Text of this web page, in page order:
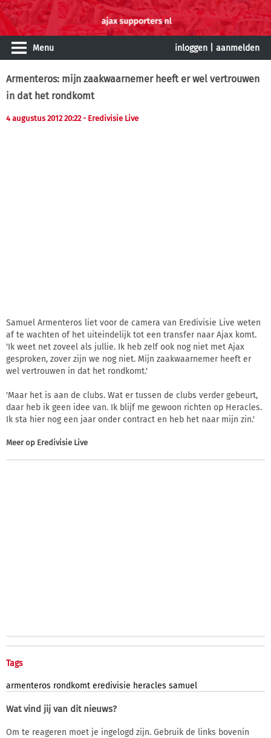
Menu inloggen aanmelden
Armenteros: mijn zaakwaarnemer heeft er wel vertrouwen
in dat het rondkomt
4 augustus 2012 20:22- Eredivisie Live
Samuel Armenteros liet voor de camera van Eredivisie Live weten
af te wachten of het uiteindelijk tot een transfer naar Ajax komt.
'Ik weet net zoveel als jullie. Ik heb zelf ook nog niet met Ajax
gesproken, zover zijn we nog niet. Mijn zaakwaarnemer heeft er
wel vertrouwen in dat het rondkomt.'
'Maar het is aan de clubs. Wat er tussen de clubs verder gebeurt,
daar heb ik geen idee van. Ik blijf me gewoon richten op Heracles.
Ik sta hier nog een jaar onder contract en heb het naar mijn zin.'
Meer op Eredivisie Live
Tags
armenteros rondkomt eredivisie heracles samuel
Wat vind jij van dit nieuws?
Om te reageren moet je ingelogd zijn. Gebruik de links bovenin